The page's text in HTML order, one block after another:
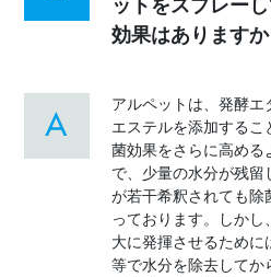
効果はありますか
アルペットは、発酵エ
エステルを添加するこ
菌効果をさらに高める
で、少量の水分が残留
が若干希釈されても除
っております。しか
大に発揮させるために
等で水分を除去してか